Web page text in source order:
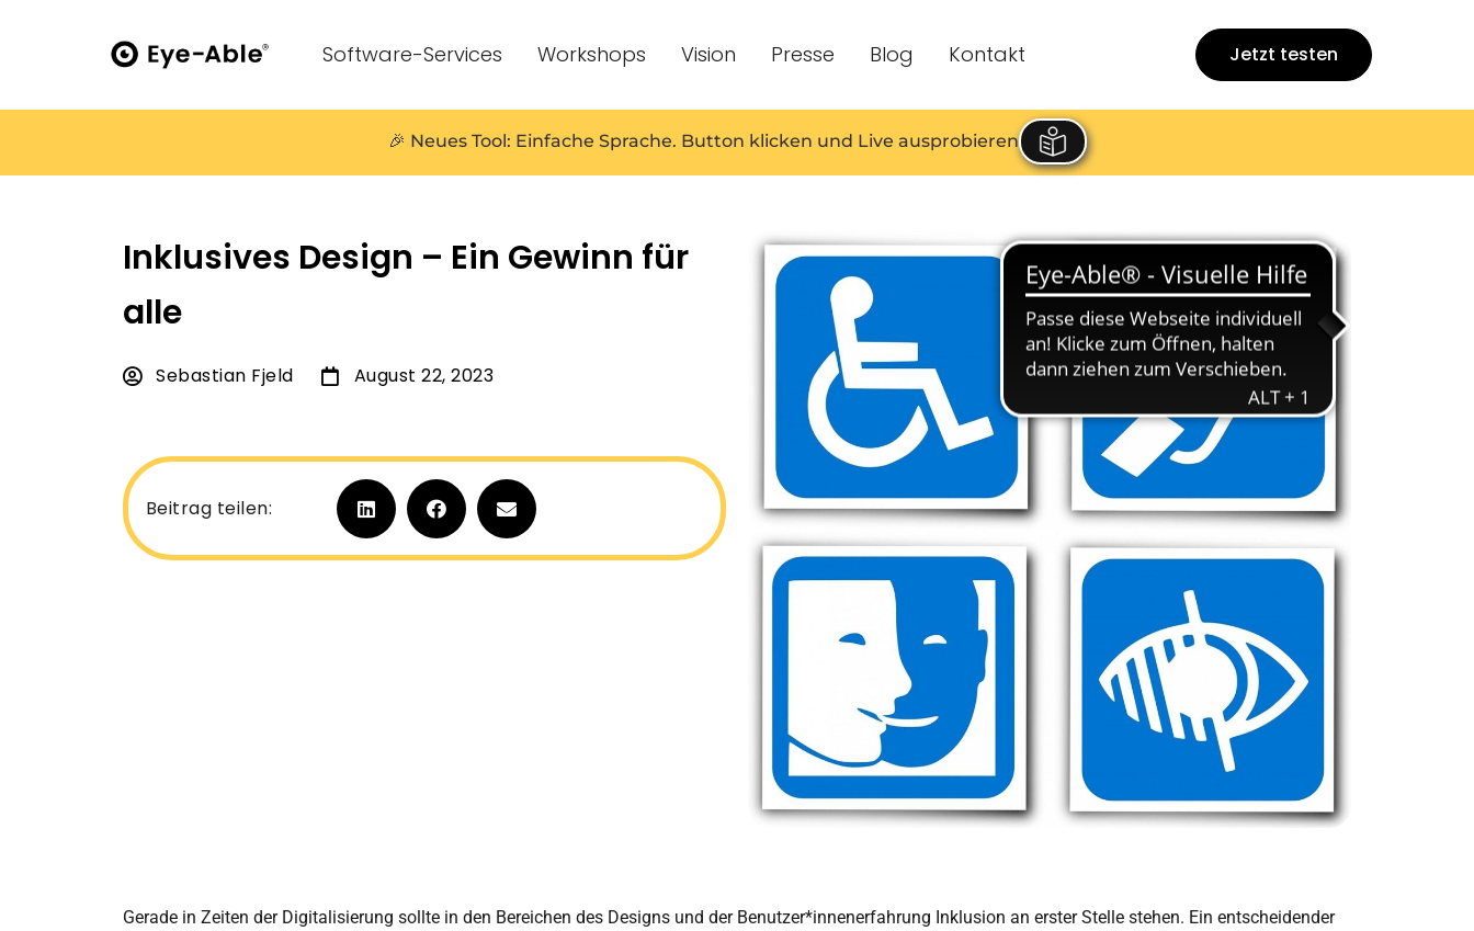
Software-Services Workshops Vision Presse Blog Kontakt Jetzt testen
🎉 Neues Tool: Einfache Sprache. Button klicken und Live ausprobieren
Inklusives Design – Ein Gewinn für
alle
Sebastian Fjeld August 22, 2023
Beitrag teilen:
Gerade in Zeiten der Digitalisierung sollte in den Bereichen des Designs und der Benutzer*innenerfahrung Inklusion an erster Stelle stehen. Ein entscheidender